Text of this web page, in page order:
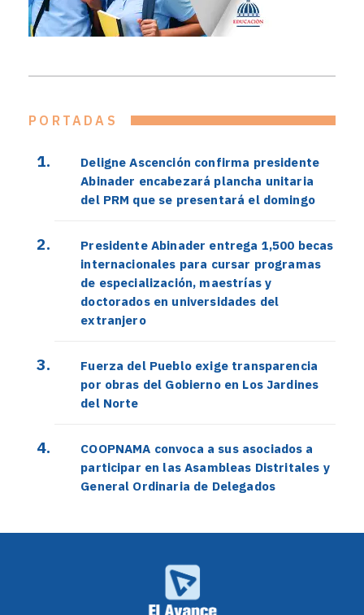
PORTADAS
Deligne Ascención confirma presidente
Abinader encabezará plancha unitaria
del PRM que se presentará el domingo
Presidente Abinader entrega 1,500 becas
internacionales para cursar programas
de especialización, maestrías y
doctorados en universidades del
extranjero
Fuerza del Pueblo exige transparencia
por obras del Gobierno en Los Jardines
del Norte
COOPNAMA convoca a sus asociados a
participar en las Asambleas Distritales y
General Ordinaria de Delegados